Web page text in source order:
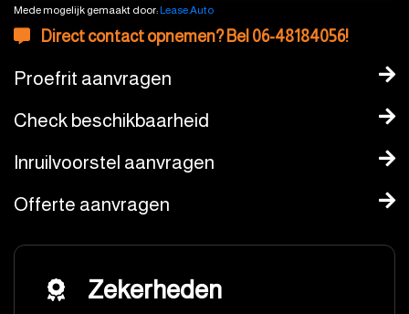
Mede mogelijk gemaakt door:Lease.Auto
Direct contact opnemen? Bel 06-48184056!
Proefrit aanvragen
Check beschikbaarheid
Inruilvoorstel aanvragen
Offerte aanvragen
Zekerheden